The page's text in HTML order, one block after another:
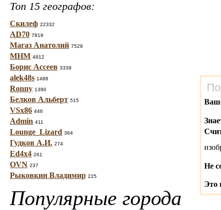
Топ 15 географов:
Скилеф 22332
AD70 7819
Магаз Анатолий 7529
МНМ 4912
Борис Ассеев 3339
alek48s 1488
Ronny 1390
Белков Альберт 515
VSx86 446
Admin 411
Lounge_Lizard 364
Гудков А.И. 274
Ed4x4 261
OVN 237
Рыковкин Владимир 225
Популярные города
Не
Это